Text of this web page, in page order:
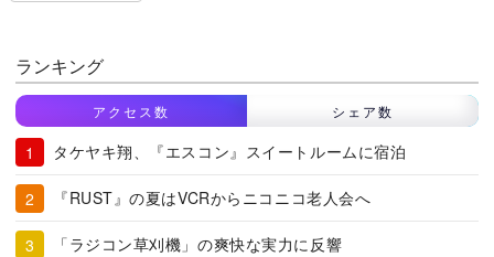
ランキング
アクセス数 シェア数
タケヤキ翔、『エスコン』スイートルームに宿泊
『RUST』の夏はVCRからニコニコ老人会へ
「ラジコン草刈機」の爽快な実力に反響